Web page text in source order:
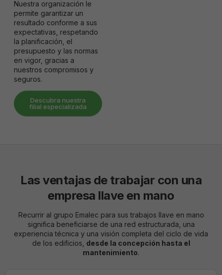
Nuestra organización le
permite garantizar un
resultado conforme a sus
expectativas, respetando
la planificación, el
presupuesto y las normas
en vigor, gracias a
nuestros compromisos y
seguros.
Descubra nuestra
filial especializada
Las ventajas de trabajar con una
empresa llave en mano
Recurrir al grupo Emalec para sus trabajos llave en mano
significa beneficiarse de una red estructurada, una
experiencia técnica y una visión completa del ciclo de vida
de los edificios, desde la concepción hasta el
mantenimiento.